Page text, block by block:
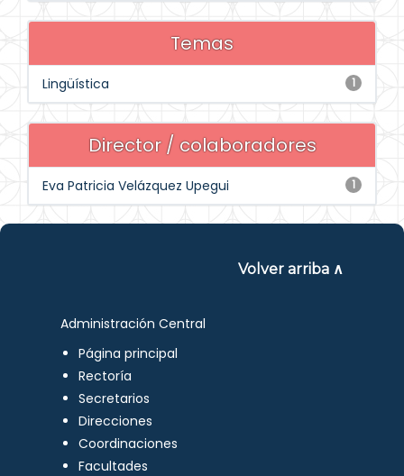
Temas
1
Lingüística
Director / colaboradores
1
Eva Patricia Velázquez Upegui
Volver arriba ∧
Administración Central
Página principal
Rectoría
Secretarios
Direcciones
Coordinaciones
Facultades